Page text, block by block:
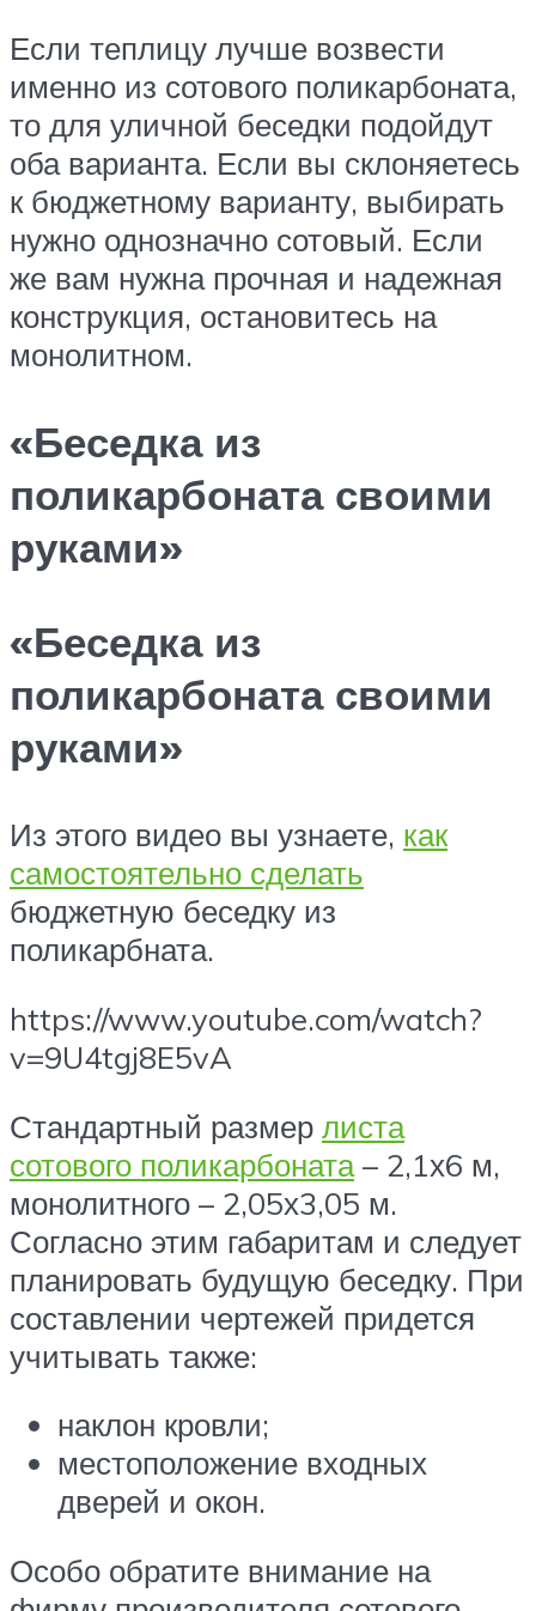
Если теплицу лучше возвести
именно из сотового поликарбоната,
то для уличной беседки подойдут
оба варианта. Если вы склоняетесь
к бюджетному варианту, выбирать
нужно однозначно сотовый. Если
же вам нужна прочная и надежная
конструкция, остановитесь на
монолитном.
«Беседка из
поликарбоната своими
руками»
«Беседка из
поликарбоната своими
руками»
Из этого видео вы узнаете, как
самостоятельно сделать
бюджетную беседку из
поликарбната.
https://www.youtube.com/watch?
v=9U4tgj8E5vA
Стандартный размер листа
сотового поликарбоната– 2,1х6 м,
монолитного – 2,05х3,05 м.
Согласно этим габаритам и следует
планировать будущую беседку. При
составлении чертежей придется
учитывать также:
наклон кровли;
местоположение входных
дверей и окон.
Особо обратите внимание на